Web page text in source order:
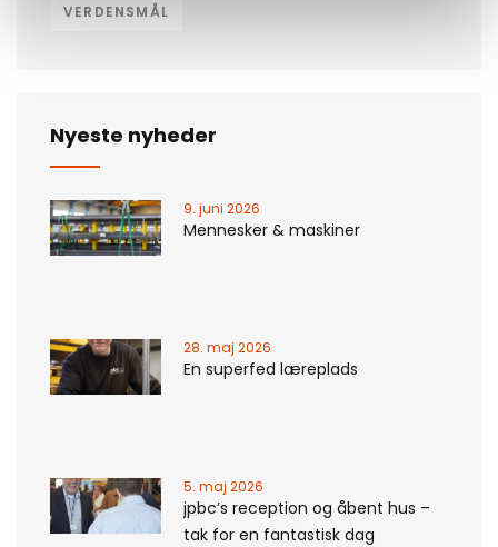
VERDENSMÅL
Nyeste nyheder
Mennesker & maskiner
9. juni 2026
En superfed læreplads
28. maj 2026
jpbc’s reception og åbent hus –
tak for en fantastisk dag
5. maj 2026